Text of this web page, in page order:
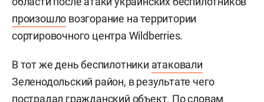
произошло возгорание на территории
сортировочного центра Wildberries.
В тот же день беспилотники атаковали
Зеленодольский район, в результате чего
пострадал гражданский объект. По словам